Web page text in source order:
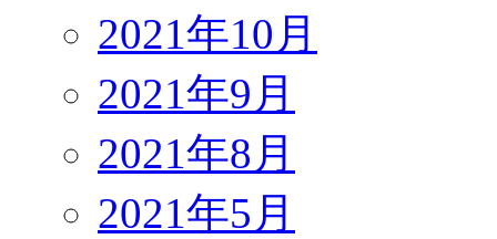
2021年10月
2021年9月
2021年8月
2021年5月